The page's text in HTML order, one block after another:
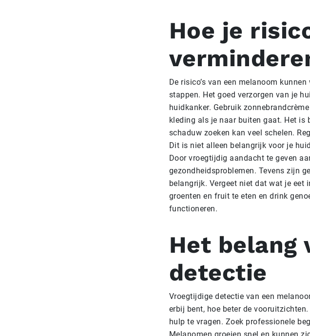
Hoe je
De risico’s van een melanoom
stappen. Het goed verzorgen van je
huidkanker. Gebruik
kleding als je naar buiten gaat. Het is
schaduw zoeken kan veel schelen.
Dit is niet alleen belangrijk voor je
Door vroegtijdig aandacht te geven
gezondheidsproblemen. Tevens zijn
belangrijk. Vergeet niet dat wat je eet
groenten en fruit te eten en drink
functioneren.
Het belang
detectie
Vroegtijdige detectie van een
erbij bent, hoe beter de
hulp te vragen. Zoek professionele